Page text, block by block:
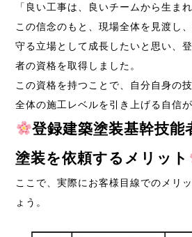
「良い工事は、良いチームから生まれ
この信念のもと、現場全体を見渡し
守る立場として成長したいと思い、
者の資格を取得しました。
この資格を持つことで、自分自身の
全体の施工レベルを引き上げる自信が
登録建築塗装基幹技能
塗装を依頼するメリット
ここで、実際にお客様目線でのメリ
ょう。